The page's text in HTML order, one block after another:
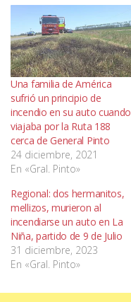
Una familia de América
sufrió un principio de
incendio en su auto cuando
viajaba por la Ruta 188
cerca de General Pinto
24 diciembre, 2021
En «Gral. Pinto»
Regional: dos hermanitos,
mellizos, murieron al
incendiarse un auto en La
Niña, partido de 9 de Julio
31 diciembre, 2023
En «Gral. Pinto»